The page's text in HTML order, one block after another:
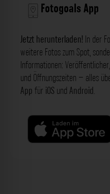
Fotogoals App
Jetzt herunterladen! In der
weitere Fotos zum Spot,
Informationen:
und Öffnungszeiten – alles
App für iOS und Android.